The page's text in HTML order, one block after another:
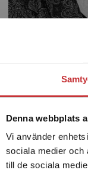
Denna webbplats
Vi använder
sociala medier och
till de sociala